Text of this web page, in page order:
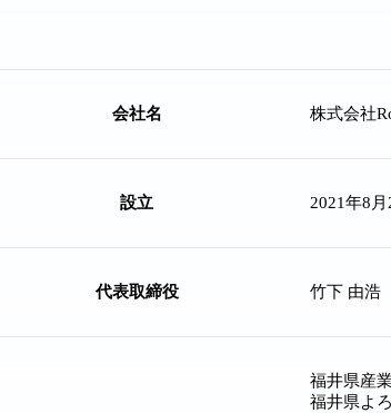
会社名 株式会社
設立 2021年8月
代表取締役 竹下 由浩
福井県産
福井県よ